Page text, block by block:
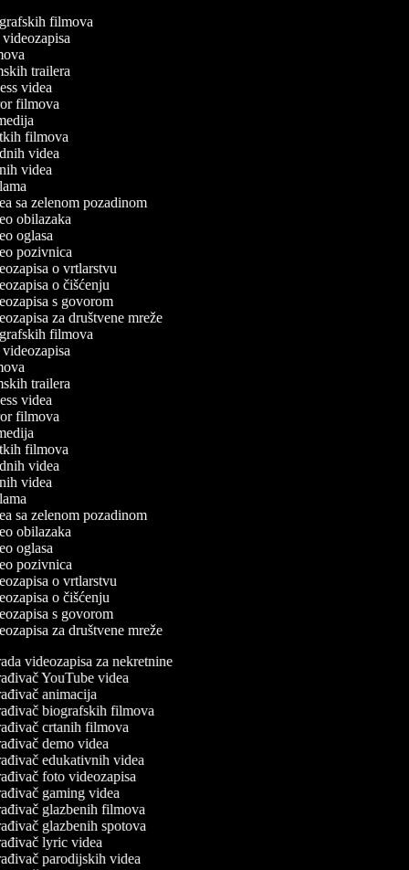
filmova
videozapisa
trailera
videa
filmova
filmova
videa
videa
sa zelenom pozadinom
obilazaka
oglasa
pozivnica
o vrtlarstvu
o čišćenju
s govorom
za društvene mreže
filmova
videozapisa
trailera
videa
filmova
filmova
videa
videa
sa zelenom pozadinom
obilazaka
oglasa
pozivnica
o vrtlarstvu
o čišćenju
s govorom
za društvene mreže
videozapisa za nekretnine
YouTube videa
animacija
biografskih filmova
crtanih filmova
demo videa
edukativnih videa
foto videozapisa
gaming videa
glazbenih filmova
glazbenih spotova
lyric videa
parodijskih videa